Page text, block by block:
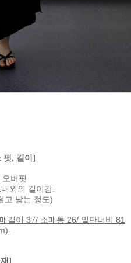
핏, 길이]
버핏
외의 길이감.
고 남는 정도)
길이 37/ 소매통 26/ 밑단너비 81
]